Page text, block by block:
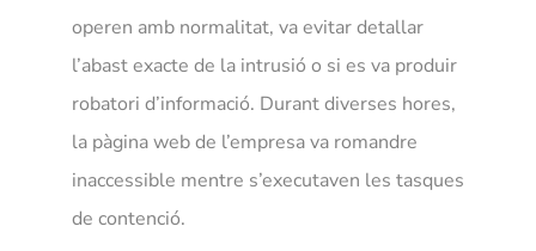
operen amb normalitat, va evitar detallar
l’abast exacte de la intrusió o si es va produir
robatori d’informació. Durant diverses hores,
la pàgina web de l’empresa va romandre
inaccessible mentre s’executaven les tasques
de contenció.